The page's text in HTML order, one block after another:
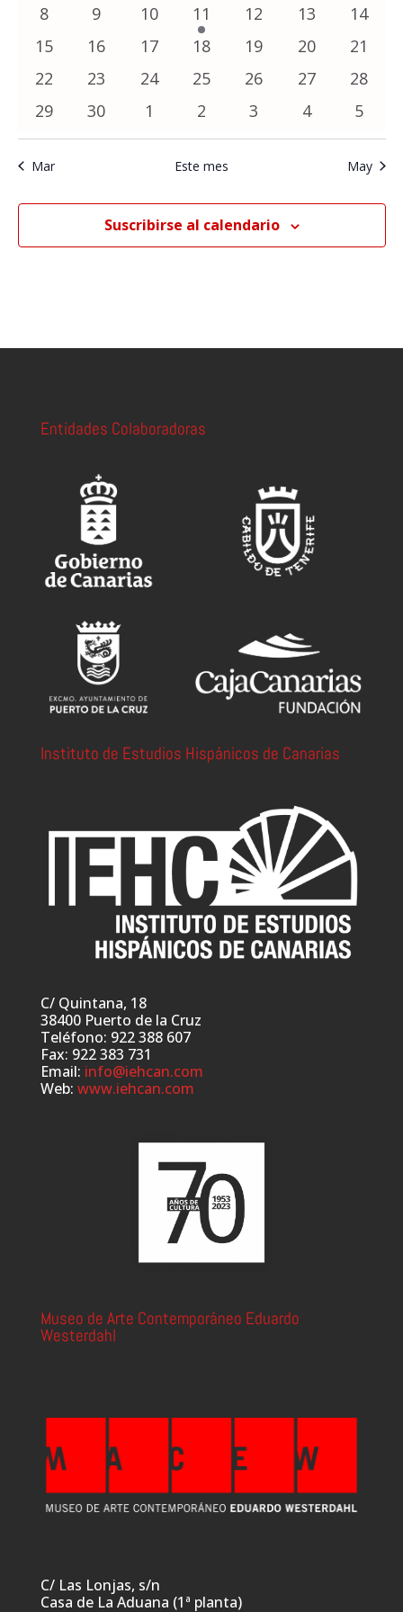
Eventos
eventoseventoseventoseventoseventoseventos
0
eventos
8
0
eventos
9
0
eventos
10
1
evento
11
0
eventos
12
0
eventos
13
0
14
0
eventos
15
0
eventos
16
0
eventos
17
0
eventos
18
0
eventos
19
0
eventos
20
0
21
0
eventos
22
0
eventos
23
0
eventos
24
0
eventos
25
0
eventos
26
0
eventos
27
0
28
0
eventos
29
0
eventos
30
0
eventos
1
0
eventos
2
0
eventos
3
0
eventos
4
0
5
Mar Este mes May
Suscribirse al calendario
Entidades Colaboradoras
Instituto de Estudios Hispánicos de Canarias
C/ Quintana, 18
38400 Puerto de la Cruz
Teléfono: 922 388 607
Fax: 922 383 731
Email: info@iehcan.com
Web: www.iehcan.com
Museo de Arte Contemporáneo Eduardo
Westerdahl
C/ Las Lonjas, s/n
Casa de La Aduana (1ª planta)